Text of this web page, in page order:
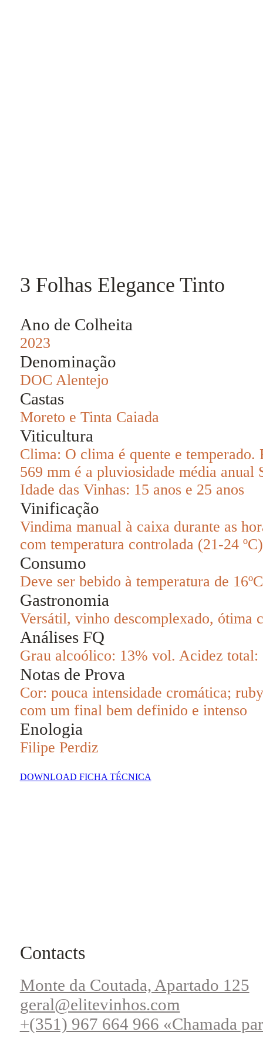
3 Folhas Elegance Tinto
Ano de Colheita
2023
Denominação
DOC Alentejo
Castas
Moreto e Tinta Caiada
Viticultura
Clima: O clima é quente e
569 mm é a pluviosidade média
Idade das Vinhas: 15 anos e 25 anos
Vinificação
Vindima manual à caixa durante as
com temperatura controlada (21-24
Consumo
Deve ser bebido à temperatura de
Gastronomia
Versátil, vinho descomplexado, ótima
Análises FQ
Grau alcoólico: 13% vol. Acidez
Notas de Prova
Cor: pouca intensidade cromática;
com um final bem definido e intenso
Enologia
Filipe Perdiz
DOWNLOAD FICHA TÉCNICA
Contacts
Monte da Coutada, Apartado 125
geral@elitevinhos.com
+(351) 967 664 966 «Chamada